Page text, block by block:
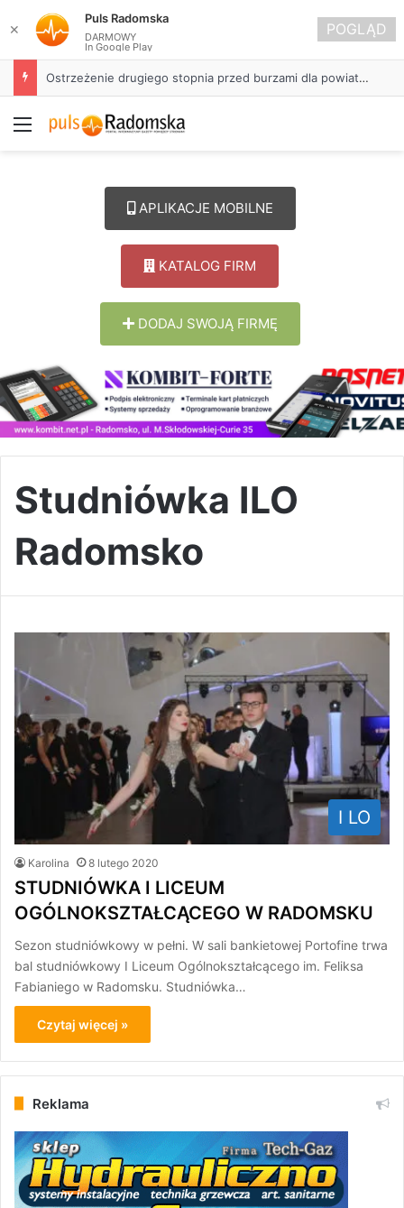
Ostrzeżenie drugiego stopnia przed burzami dla powiatu radomszczańskiego
Menu
APLIKACJE MOBILNE
KATALOG FIRM
DODAJ SWOJĄ FIRMĘ
Studniówka ILO
Radomsko
I LO
Karolina 8 lutego 2020
STUDNIÓWKA I LICEUM
OGÓLNOKSZTAŁCĄCEGO W RADOMSKU
Sezon studniówkowy w pełni. W sali bankietowej Portofine trwa
bal studniówkowy I Liceum Ogólnokształcącego im. Feliksa
Fabianiego w Radomsku. Studniówka…
Czytaj więcej »
Reklama
✕
Puls Radomska
DARMOWY
In Google Play
POGLĄD